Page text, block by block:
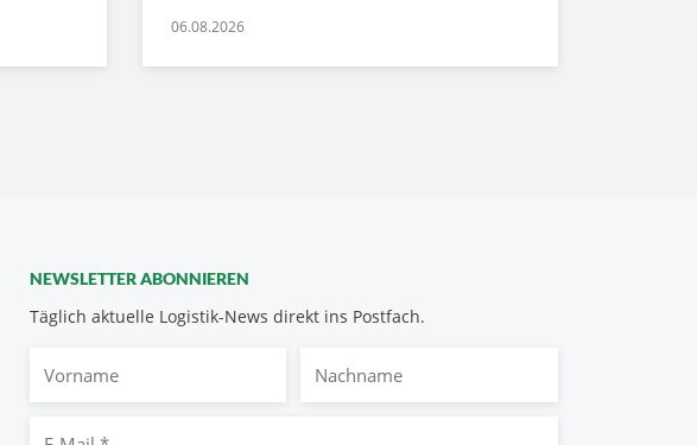
06.08.2026
NEWSLETTER ABONNIEREN
Täglich aktuelle Logistik-News direkt ins Postfach.